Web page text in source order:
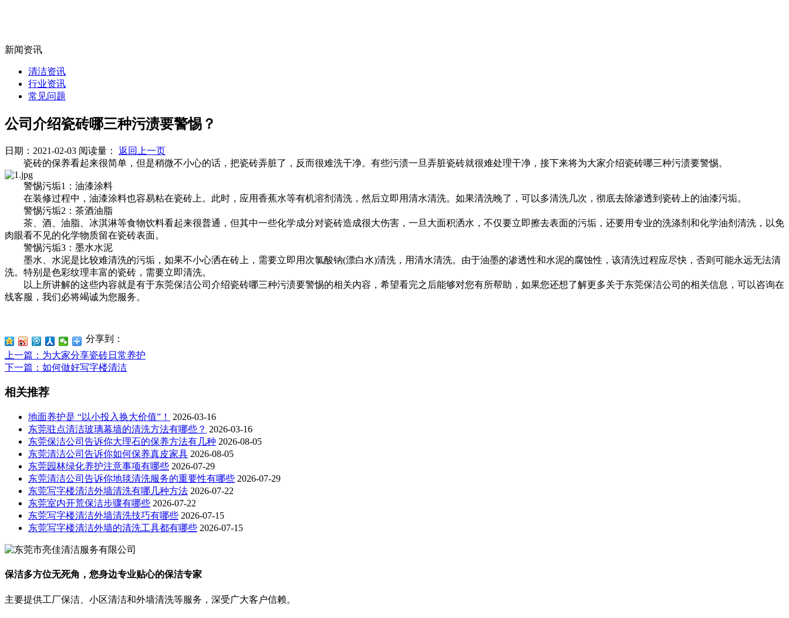
新闻资讯
清洁资讯
行业资讯
常见问题
公司介绍瓷砖哪三种污渍要警惕？
日期：2021-02-03 阅读量：
返回上一页
瓷砖的保养看起来很简单，但是稍微不小心的话，把瓷砖弄脏了，反而很难洗干净。有些污渍一旦弄脏瓷砖就很难处理干净，接下来将为大家介绍瓷砖哪三种污渍要警惕。
警惕污垢1：油漆涂料
在装修过程中，油漆涂料也容易粘在瓷砖上。此时，应用香蕉水等有机溶剂清洗，然后立即用清水清洗。如果清洗晚了，可以多清洗几次，彻底去除渗透到瓷砖上的油漆污垢。
警惕污垢2：茶酒油脂
茶、酒、油脂、冰淇淋等食物饮料看起来很普通，但其中一些化学成分对瓷砖造成很大伤害，一旦大面积洒水，不仅要立即擦去表面的污垢，还要用专业的洗涤剂和化学油剂清洗，以免
肉眼看不见的化学物质留在瓷砖表面。
警惕污垢3：墨水水泥
墨水、水泥是比较难清洗的污垢，如果不小心洒在砖上，需要立即用次氯酸钠(漂白水)清洗，用清水清洗。由于油墨的渗透性和水泥的腐蚀性，该清洗过程应尽快，否则可能永远无法清
洗。特别是色彩纹理丰富的瓷砖，需要立即清洗。
以上所讲解的这些内容就是有于东莞保洁公司介绍瓷砖哪三种污渍要警惕的相关内容，希望看完之后能够对您有所帮助，如果您还想了解更多关于东莞保洁公司的相关信息，可以咨询在
线客服，我们必将竭诚为您服务。
分享到：
上一篇 ：为大家分享瓷砖日常养护
下一篇 ：如何做好写字楼清洁
相关推荐
地面养护是 “以小投入换大价值”！
2026-03-16
东莞驻点清洁玻璃幕墙的清洗方法有哪些？ 2026-03-16
东莞保洁公司告诉你大理石的保养方法有几种 2026-08-05
东莞清洁公司告诉你如何保养真皮家具 2026-08-05
东莞园林绿化养护注意事项有哪些 2026-07-29
东莞清洁公司告诉你地毯清洗服务的重要性有哪些 2026-07-29
东莞写字楼清洁外墙清洗有哪几种方法 2026-07-22
东莞室内开荒保洁步骤有哪些 2026-07-22
东莞写字楼清洁外墙清洗技巧有哪些 2026-07-15
东莞写字楼清洁外墙的清洗工具都有哪些 2026-07-15
保洁多方位无死角，您身边专业贴心的保洁专家
主要提供工厂保洁、小区清洁和外墙清洗等服务，深受广大客户信赖。